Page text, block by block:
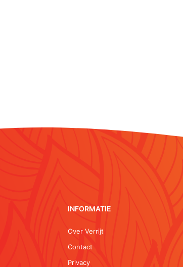
INFORMATIE
Over Verrijt
Contact
Privacy